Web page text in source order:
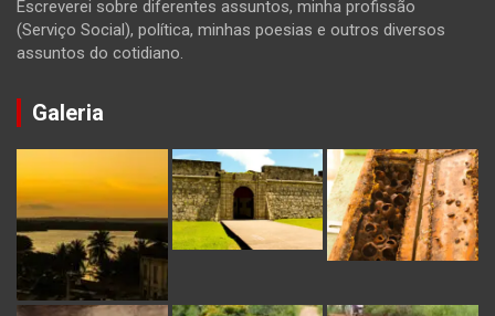
Escreverei sobre diferentes assuntos, minha profissão
(Serviço Social), política, minhas poesias e outros diversos
assuntos do cotidiano.
Galeria